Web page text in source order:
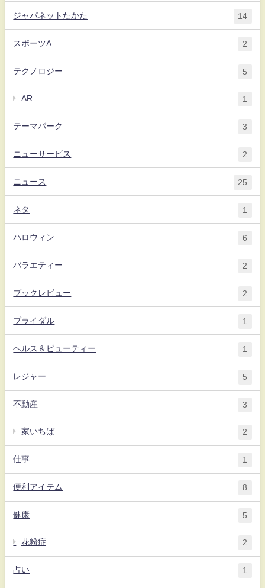
ジャパネットたかた 14
スポーツA 2
テクノロジー 5
AR 1
テーマパーク 3
ニューサービス 2
ニュース 25
ネタ 1
ハロウィン 6
バラエティー 2
ブックレビュー 2
ブライダル 1
ヘルス＆ビューティー 1
レジャー 5
不動産 3
家いちば 2
仕事 1
便利アイテム 8
健康 5
花粉症 2
占い 1